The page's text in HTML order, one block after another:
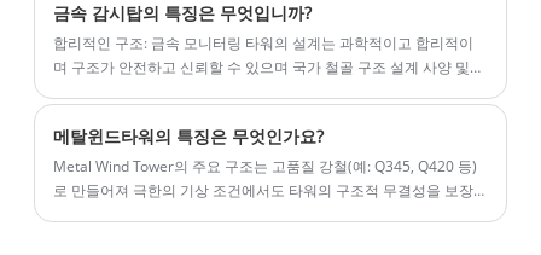
금속 감시탑의 특징은 무엇입니까?
합리적인 구조: 금속 모니터링 타워의 설계는 과학적이고 합리적이
며 구조가 안전하고 신뢰할 수 있으며 국가 철골 구조 설계 사양 및
메탈윈드타워의 특징은 무엇인가요?
Metal Wind Tower의 주요 구조는 고품질 강철(예: Q345, Q420 등)
로 만들어져 극한의 기상 조건에서도 타워의 구조적 무결성을 보장